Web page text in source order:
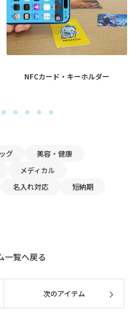
グ
美容・健康
メディカル
名入れ対応
短納期
覧へ戻る